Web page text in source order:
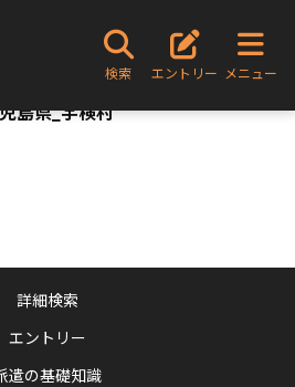
検索 エントリー メニュー
島県_宇検村
詳細検索
エントリー
遣の基礎知識